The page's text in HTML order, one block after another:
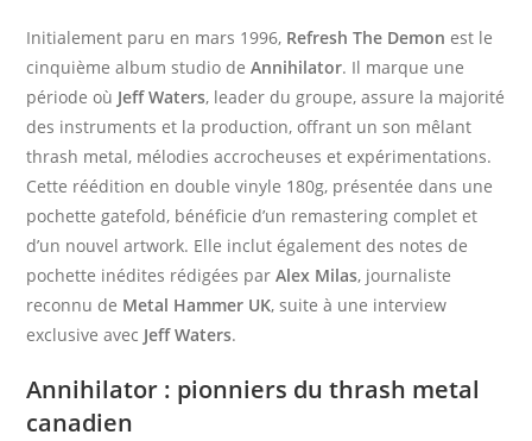
Initialement paru en mars 1996, Refresh The Demon est le
cinquième album studio deAnnihilator. Il marque une
période où Jeff Waters, leader du groupe, assure la majorité
des instruments et la production, offrant un son mêlant
thrash metal, mélodies accrocheuses et expérimentations.
Cette réédition en double vinyle 180g, présentée dans une
pochette gatefold, bénéficie d’un remastering complet et
d’un nouvel artwork. Elle inclut également des notes de
pochette inédites rédigées parAlex Milas, journaliste
reconnu de Metal Hammer UK, suite à une interview
exclusive avec Jeff Waters.​
Annihilator : pionniers du thrash metal
canadien